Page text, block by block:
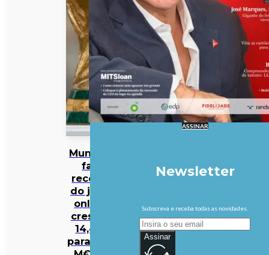
Mundial
faz
receita
do jogo
online
crescer
14,4%
para 328
ASSINAR
Newsletter
Subscreva e receba todas as novidades.
Assinar